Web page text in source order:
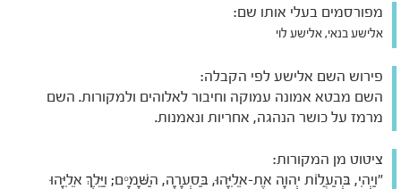
מפורסמים בעלי אותו שם:
אלישע בנאי, אלישע לוי
פירוש השם אלישע לפי הקבלה:
השם מבטא אמונה עמוקה וחיבור לאלוהים ולמקורות. השם
מרמז על כושר הנהגה, אחריות ונאמנות.
ציטוט מן המקורות:
"וַיְהִי, בְּהַעֲלוֹת יְהוָה אֶת-אֵלִיָּהוּ, בַּסְעָרָה, הַשָּׁמָיִם; וַיֵּלֶךְ אֵלִיָּהוּ